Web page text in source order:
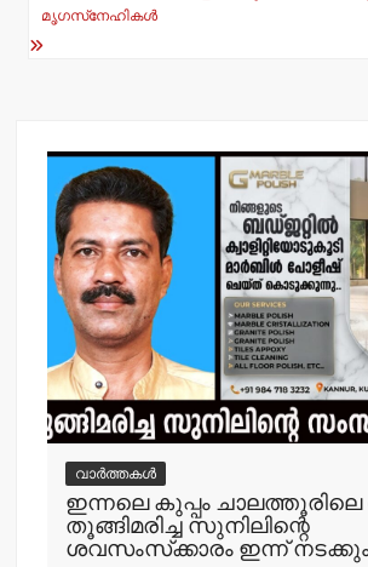
മൃഗസ്‌നേഹികള്‍
വാർത്തകൾ
ഇന്നലെ കുപ്പം ചാലത്തൂരിലെ
തൂങ്ങിമരിച്ച സുനിലിന്റെ
ശവസംസ്‌ക്കാരം ഇന്ന്